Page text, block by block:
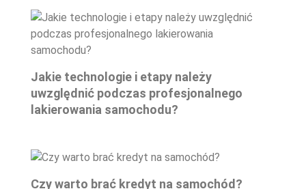
Jakie technologie i etapy należy
uwzględnić podczas profesjonalnego
lakierowania samochodu?
Czy warto brać kredyt na samochód?